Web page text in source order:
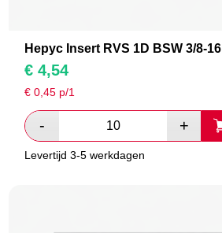
Hepyc Insert RVS 1D BSW 3/8-16
€ 4,54
€0,45 p/1
Levertijd 3-5 werkdagen